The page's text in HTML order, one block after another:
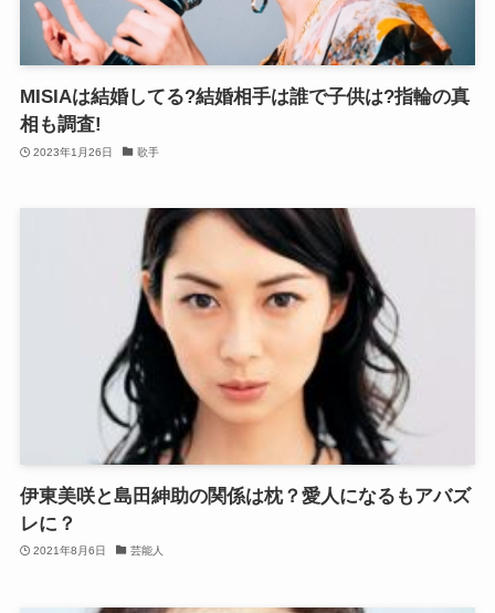
MISIAは結婚してる?結婚相手は誰で子供は?指輪の真
相も調査!
2023年1月26日 歌手
伊東美咲と島田紳助の関係は枕？愛人になるもアバズ
レに？
2021年8月6日 芸能人